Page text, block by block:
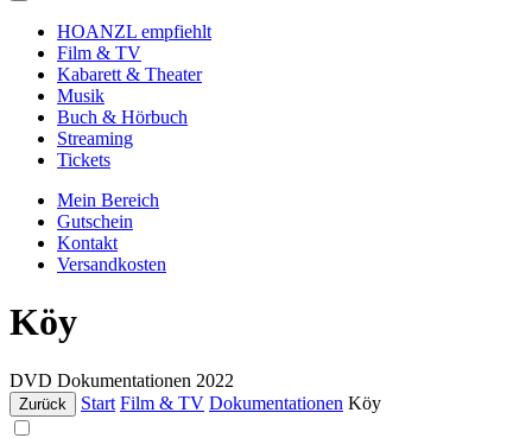
HOANZL empfiehlt
Film & TV
Kabarett & Theater
Musik
Buch & Hörbuch
Streaming
Tickets
Mein Bereich
Gutschein
Kontakt
Versandkosten
Köy
DVD Dokumentationen 2022
Zurück Start Film & TV Dokumentationen Köy